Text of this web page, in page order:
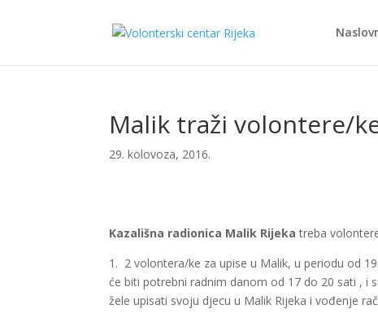
Malik traži volontere/
29. kolovoza, 2016.
Kazališna radionica Malik Rijeka treba
1. 2 volontera/ke za upise u Malik, u periodu od
će biti potrebni radnim danom od 17 do 20 sati , i
žele upisati svoju djecu u Malik Rijeka i vođenje